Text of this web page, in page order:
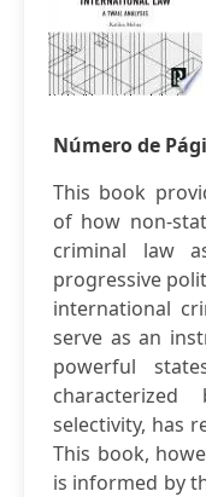
Número de
This book
of how non-
criminal law
progressive
international
serve as an
powerful
selectivity, has
This book,
is informed by